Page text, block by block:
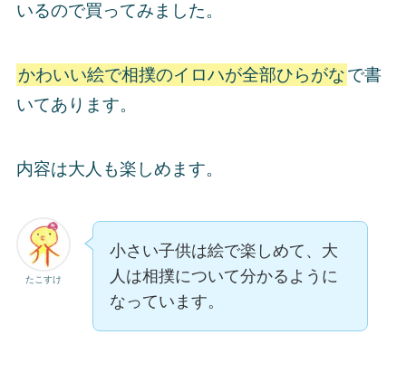
いるので買ってみました。
かわいい絵で相撲のイロハが全部ひらがなで書
いてあります。
内容は大人も楽しめます。
たこすけ
小さい子供は絵で楽しめて、大
人は相撲について分かるように
なっています。